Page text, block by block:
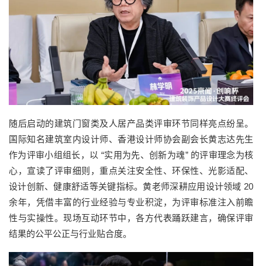
随后启动的建筑门窗类及人居产品类评审环节同样亮点纷呈。
国际知名建筑室内设计师、香港设计师协会副会长黄志达先生
作为评审小组组长，以 “实用为先、创新为魂” 的评审理念为核
心，宣读了评审细则，重点关注安全性、环保性、光影适配、
设计创新、健康舒适等关键指标。黄老师深耕应用设计领域 20
余年，凭借丰富的行业经验与专业积淀，为评审标准注入前瞻
性与实操性。现场互动环节中，各方代表踊跃建言，确保评审
结果的公平公正与行业贴合度。